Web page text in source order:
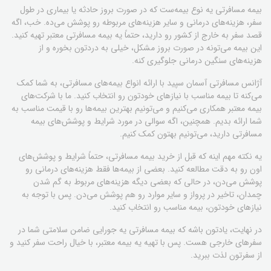
بیمه مسافرتی یه نوع بیمه‌ست که در صورت بروز حادثه یا بیماری در طول
سفر، هزینه‌های درمانی و سایر هزینه‌های مربوطه رو پوشش می‌ده. خب، اگه
قصد سفر به خارج از کشور رو دارید، حتماً یه بیمه مسافرتی معتبر تهیه کنید.
این بیمه می‌تونه در صورت بروز مشکل، خیلی به دردتون بخوره و از
هزینه‌های سنگین درمانی جلوگیری کنه.
آژانس مسافرتی آسمان سپید با ارائه انواع بیمه‌های مسافرتی، به شما کمک
می‌کنه تا بیمه مناسب با نیازهای خودتون رو انتخاب کنید. ما با شرکت‌های
بیمه معتبر همکاری می‌کنیم و می‌تونیم بهترین بیمه‌ها رو با قیمت مناسب به
شما ارائه بدیم. همچنین، اگه سوالی در مورد شرایط و پوشش‌های بیمه
مسافرتی دارید، می‌تونیم بهتون کمک کنیم.
یه نکته مهم اینه که قبل از خرید بیمه مسافرتی، حتماً شرایط و پوشش‌های
اون رو به دقت مطالعه کنید. بعضی از بیمه‌ها فقط هزینه‌های درمانی رو
پوشش می‌دن، در حالی که بعضی دیگه هزینه‌های مربوط به گم شدن
چمدان، تاخیر در پرواز و سایر موارد رو هم پوشش می‌دن. پس با توجه به
نیازهای خودتون، بیمه مناسب رو انتخاب کنید.
در نهایت، یادتون باشه که بیمه مسافرتی یه جورایی ضامن سلامتی شما در
سفرهای خارجی هست. پس با تهیه یه بیمه معتبر، با خیال راحت سفر کنید و
از سفرتون لذت ببرید.